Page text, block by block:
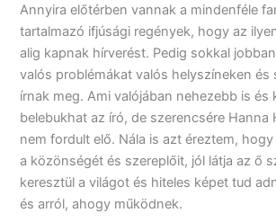
Annyira előtérben vannak a mindenféle
tartalmazó ifjúsági regények, hogy az
alig kapnak hírverést. Pedig sokkal
valós problémákat valós helyszíneken és
írnak meg. Ami valójában nehezebb is és
belebukhat az író, de szerencsére Hanna
nem fordult elő. Nála is azt éreztem,
a közönségét és szereplőit, jól látja az ő
keresztül a világot és hiteles képet tud
és arról, ahogy működnek.